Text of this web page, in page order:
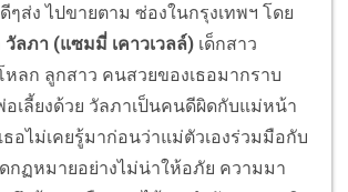
ๆส่ง ไปขายตาม ซ่องในกรุงเทพฯ โดย
วัลภา (แซมมี่ เคาวเวลล์) เด็กสาว
ลก ลูกสาว คนสวยของเธอมากราบ
เลี้ยงด้วย วัลภาเป็นคนดีผิดกับแม่หน้า
ธอไม่เคยรู้มาก่อนว่าแม่ตัวเองร่วมมือกับ
กฏหมายอย่างไม่น่าให้อภัย ความมา